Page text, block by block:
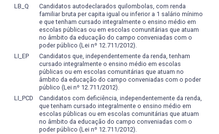
LB_Q
Candidatos autodeclarados quilombolas, com renda
familiar bruta per capita igual ou inferior a 1 salário mínimo
e que tenham cursado integralmente o ensino médio em
escolas públicas ou em escolas comunitárias que atuam
no âmbito da educação do campo conveniadas com o
poder público (Lei nº 12.711/2012).
LI_EP
Candidatos que, independentemente da renda, tenham
cursado integralmente o ensino médio em escolas
públicas ou em escolas comunitárias que atuam no
âmbito da educação do campo conveniadas com o poder
público (Lei nº 12.711/2012).
LI_PCD
Candidatos com deficiência, independentemente da renda,
que tenham cursado integralmente o ensino médio em
escolas públicas ou em escolas comunitárias que atuam
no âmbito da educação do campo conveniadas com o
poder público (Lei nº 12.711/2012).